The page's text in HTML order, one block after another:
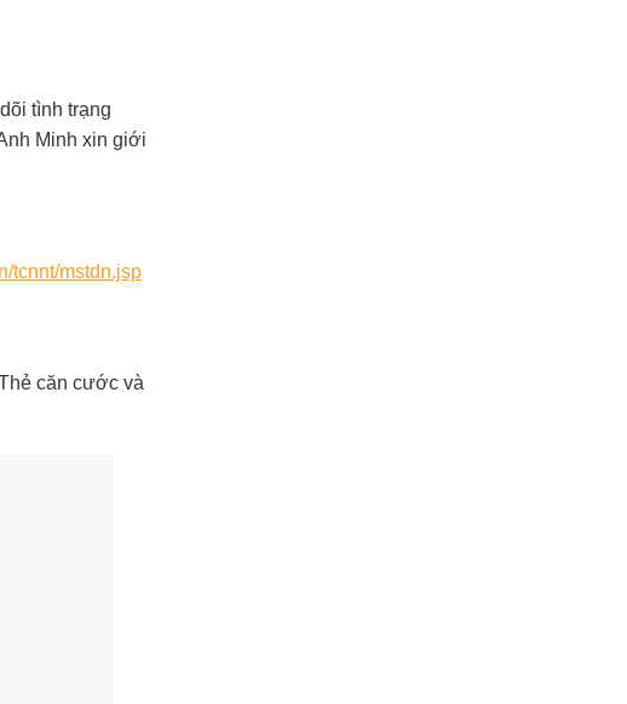
tình trạng
Minh xin giới
tcnnt/mstdn.jsp
căn cước và